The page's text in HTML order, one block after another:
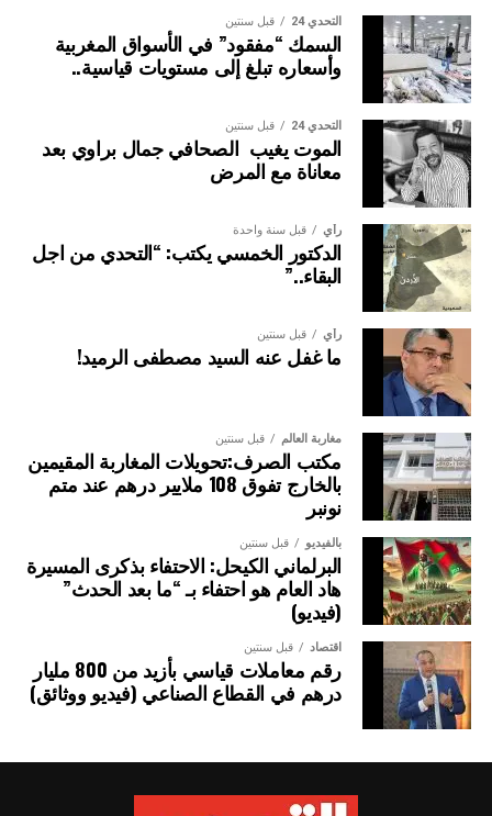
وأكد المصدر ذاته ا انه”تم التذكير بالروابط الإنسانية والدينية
والاقتصادية الوثيقة التي تجمع البلدين، والتي تتضح جليا من خلال
الزيارات الثمانية التي قام بها جلالة الملك حفظه الله، إلى
السنغال. كما أبرز الدور المحوري الذي تضطلع به جمهورية
السنغال في المبادرات الملكية الرامية لترسيخ التنمية في
إفريقيا، لاسيما المبادرة الملكية لتعزيز ولوج بلدان الساحل إلى
المحيط الأطلسي.
اللقاء شكل مناسبة للوقوف على القفزة النوعية المسجلة في
تبادل الزيارات الوزارية، وإثراء الإطار القانوني الذي ينظم
التعاون الثنائي، وكذا توطيد الشراكة الاقتصادية والاستثمارات،
منذ تولي السيد باسيرو ديوماي فاي، رئاسة الجمهورية السنغالية.
ويشكل انعقاد الدروة الـ 15 للجنة العليا المختلطة للشراكة
المغربية السنغالية، فرصة سانحة لتعزيز التعاون القطاعي بين
البلدين، من خلال إرساء مشاريع مهيكلة في مجالات الفلاحة،
والطاقة، والتجارة، والاقتصاد الرقمي وغيرها.
التحدي 24 قبل سنتين
السمك “مفقود” في الأسواق المغربية
وأسعاره تبلغ إلى مستويات قياسية..
التحدي 24 قبل سنتين
الموت يغيب الصحافي جمال براوي بعد
معاناة مع المرض
رأي قبل سنة واحدة
الدكتور الخمسي يكتب: “التحدي من اجل
البقاء..”
رأي قبل سنتين
ما غفل عنه السيد مصطفى الرميد!
مغاربة العالم قبل سنتين
مكتب الصرف:تحويلات المغاربة المقيمين
بالخارج تفوق 108 ملايير درهم عند متم
نونبر
بالفيديو قبل سنتين
البرلماني الكيحل: الاحتفاء بذكرى المسيرة
هاد العام هو احتفاء بـ “ما بعد الحدث”
(فيديو)
اقتصاد قبل سنتين
رقم معاملات قياسي بأزيد من 800 مليار
درهم في القطاع الصناعي (فيديو ووثائق)